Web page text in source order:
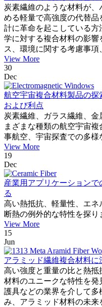
炭素繊維のような材料が
める軽量で高強度の代替
計に革命を起こしている
学に対する複合材料の影
ス、環境に関する考慮事項
View More
30
Dec
航空宇宙複合材料製品の探
および利点
炭素繊維、ガラス繊維、
まざまな種類の航空宇宙
事航空、宇宙探査での多様
View More
19
Dec
産業用アプリケーション
る
高い熱抵抗、軽量性、エ
断熱の例外的な特性を探り
View More
15
Jun
アラミッド繊維複合材料に
高い強度と重量の比と熱抵
材料のユニークな特性を
護具などの業界を介して
み、アラミッド材料の未